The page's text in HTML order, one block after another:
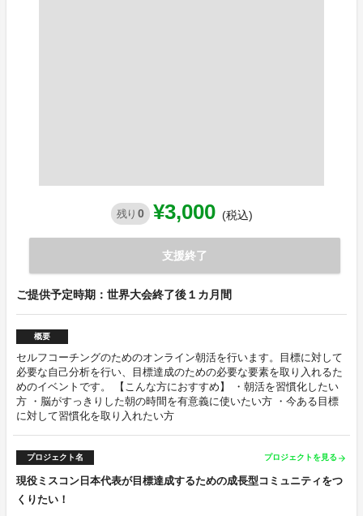
残り 0 ¥3,000 (税込)
支援終了
ご提供予定時期：世界大会終了後１カ月間
概要
セルフコーチングのためのオンライン朝活を行います。目標に対して
必要な自己分析を行い、目標達成のための必要な要素を取り入れるた
めのイベントです。 【こんな方におすすめ】 ・朝活を習慣化したい
方 ・脳がすっきりした朝の時間を有意義に使いたい方 ・今ある目標
に対して習慣化を取り入れたい方
プロジェクト名 プロジェクトを見る arrow_forward
現役ミスコン日本代表が目標達成するための成長型コミュニティをつ
くりたい！